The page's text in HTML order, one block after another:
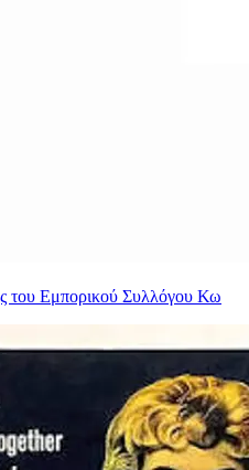
του Εμπορικού Συλλόγου Κω